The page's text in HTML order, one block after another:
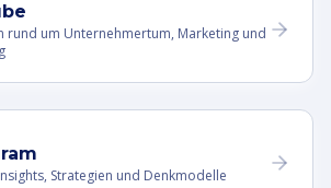
rund um Unternehmertum, Marketing und
Strategien und Denkmodelle